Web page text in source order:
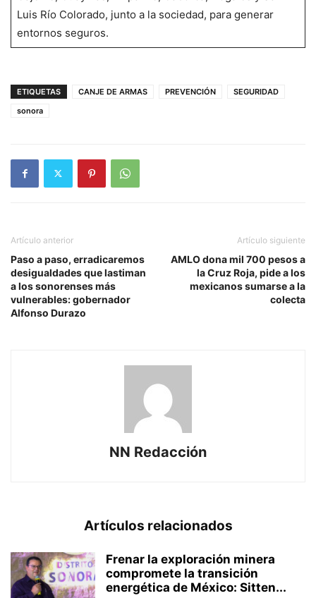
Luis Río Colorado, junto a la sociedad, para generar
entornos seguros.
ETIQUETAS CANJE DE ARMAS PREVENCIÓN
SEGURIDAD
sonora
Artículo anterior
Paso a paso, erradicaremos
desigualdades que lastiman
a los sonorenses más
vulnerables: gobernador
Alfonso Durazo
Artículo siguiente
AMLO dona mil 700 pesos a
la Cruz Roja, pide a los
mexicanos sumarse a la
colecta
NN Redacción
Artículos relacionados
Frenar la exploración minera
compromete la transición
energética de México: Sitten...